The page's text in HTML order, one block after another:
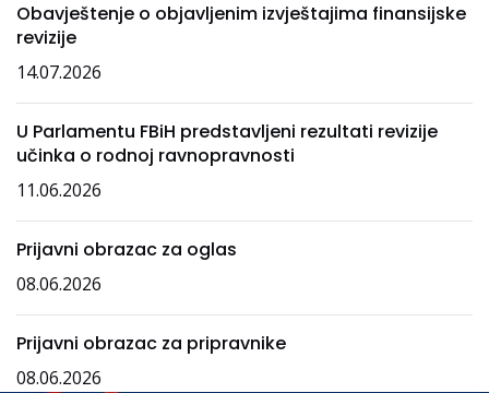
Obavještenje o objavljenim izvještajima finansijske
revizije
14.07.2026
U Parlamentu FBiH predstavljeni rezultati revizije
učinka o rodnoj ravnopravnosti
11.06.2026
Prijavni obrazac za oglas
08.06.2026
Prijavni obrazac za pripravnike
08.06.2026